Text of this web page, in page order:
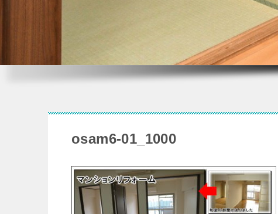
osam6-01_1000